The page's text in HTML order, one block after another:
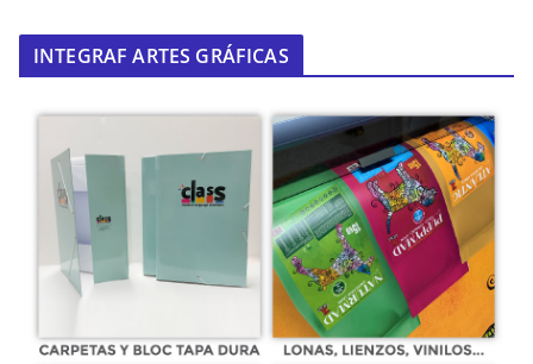
INTEGRAF ARTES GRÁFICAS